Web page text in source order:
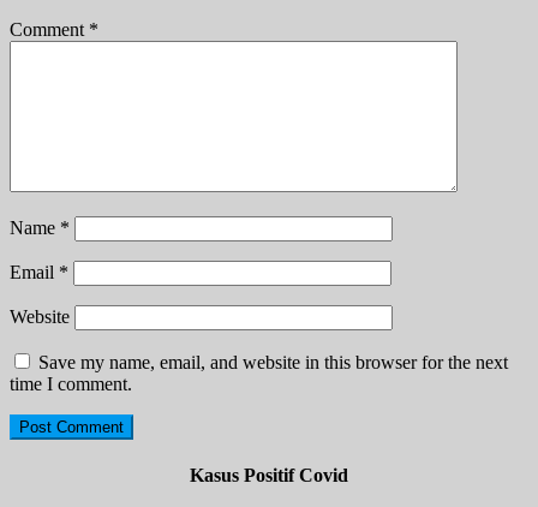
Comment *
Name *
Email *
Website
Save my name, email, and website in this browser for the next
time I comment.
Kasus Positif Covid